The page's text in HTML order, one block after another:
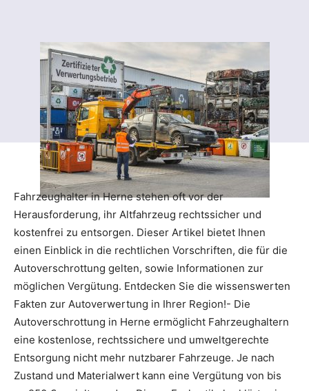
Fahrzeughalter in Herne stehen oft vor der
Herausforderung, ihr Altfahrzeug rechtssicher und
kostenfrei zu entsorgen. Dieser Artikel bietet Ihnen
einen Einblick in die rechtlichen Vorschriften, die für die
Autoverschrottung gelten, sowie Informationen zur
möglichen Vergütung. Entdecken Sie die wissenswerten
Fakten zur Autoverwertung in Ihrer Region!- Die
Autoverschrottung in Herne ermöglicht Fahrzeughaltern
eine kostenlose, rechtssichere und umweltgerechte
Entsorgung nicht mehr nutzbarer Fahrzeuge. Je nach
Zustand und Materialwert kann eine Vergütung von bis